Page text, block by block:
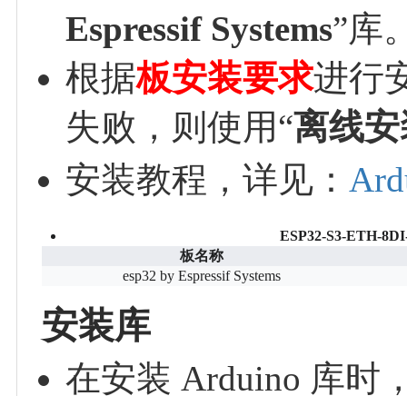
Espressif Systems”库
根据板安装要求进行
失败，则使用“离线
安装教程，详见：
ESP32-S3-ETH-
板名称
esp32 by Espressif Systems
安装库
在安装 Arduino 库时